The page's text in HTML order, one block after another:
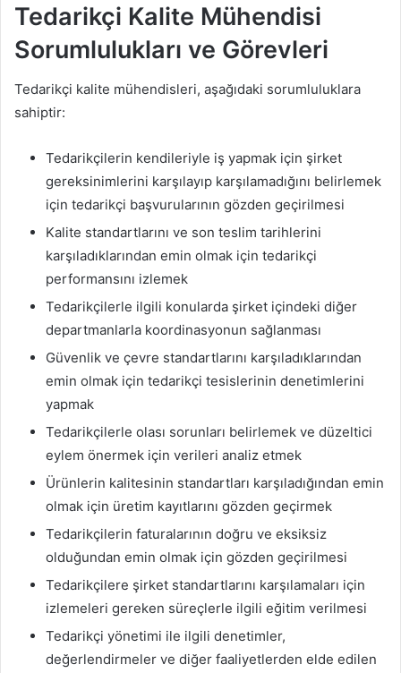
Tedarikçi Kalite Mühendisi
Sorumlulukları ve Görevleri
Tedarikçi kalite mühendisleri, aşağıdaki sorumluluklara
sahiptir:
Tedarikçilerin kendileriyle iş yapmak için şirket
gereksinimlerini karşılayıp karşılamadığını belirlemek
için tedarikçi başvurularının gözden geçirilmesi
Kalite standartlarını ve son teslim tarihlerini
karşıladıklarından emin olmak için tedarikçi
performansını izlemek
Tedarikçilerle ilgili konularda şirket içindeki diğer
departmanlarla koordinasyonun sağlanması
Güvenlik ve çevre standartlarını karşıladıklarından
emin olmak için tedarikçi tesislerinin denetimlerini
yapmak
Tedarikçilerle olası sorunları belirlemek ve düzeltici
eylem önermek için verileri analiz etmek
Ürünlerin kalitesinin standartları karşıladığından emin
olmak için üretim kayıtlarını gözden geçirmek
Tedarikçilerin faturalarının doğru ve eksiksiz
olduğundan emin olmak için gözden geçirilmesi
Tedarikçilere şirket standartlarını karşılamaları için
izlemeleri gereken süreçlerle ilgili eğitim verilmesi
Tedarikçi yönetimi ile ilgili denetimler,
değerlendirmeler ve diğer faaliyetlerden elde edilen